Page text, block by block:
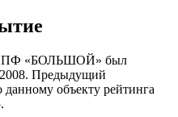
«БОЛЬШОЙ» был
Предыдущий
объекту рейтинга